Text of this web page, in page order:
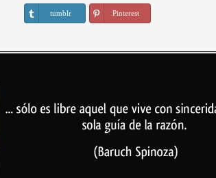
tumblr Pinterest